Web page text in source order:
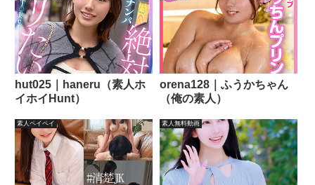
hut025｜haneru（素人ホ
イホイHunt）
orena128｜ふうかちゃん
（俺の素人）
素人ペイペイ 素人無料動画